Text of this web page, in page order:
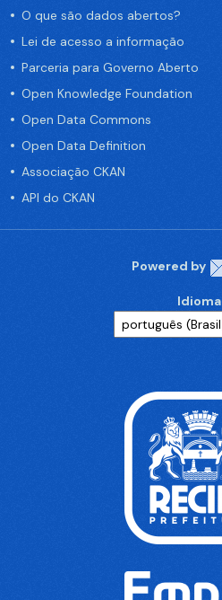
O que são dados abertos?
Lei de acesso a informação
Parceria para Governo Aberto
Open Knowledge Foundation
Open Data Commons
Open Data Definition
Associação CKAN
API do CKAN
Powered by
Idioma